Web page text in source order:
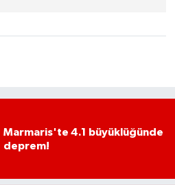
Marmaris'te 4.1 büyüklüğünde
deprem!